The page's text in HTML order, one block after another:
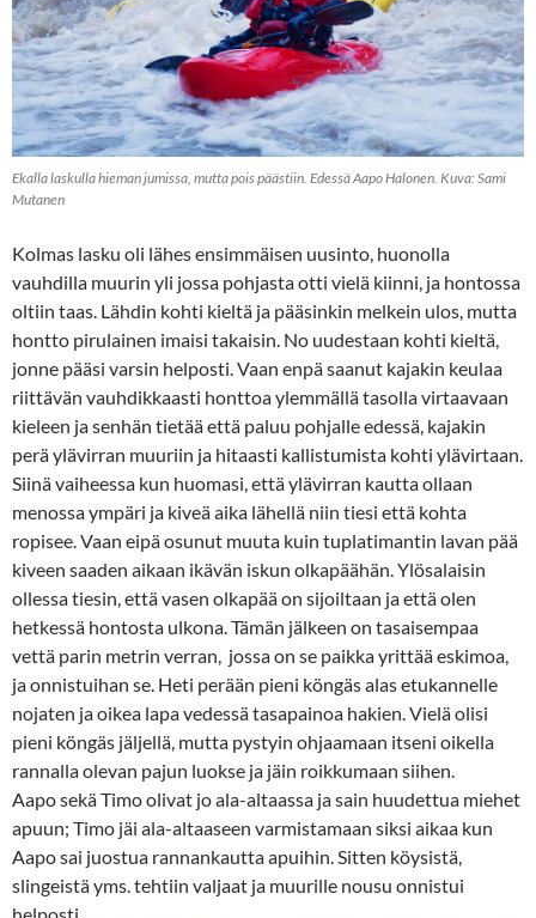
Ekalla laskulla hieman jumissa, mutta pois päästiin. Edessä Aapo Halonen. Kuva: Sami
Mutanen
Kolmas lasku oli lähes ensimmäisen uusinto, huonolla
vauhdilla muurin yli jossa pohjasta otti vielä kiinni, ja hontossa
oltiin taas. Lähdin kohti kieltä ja pääsinkin melkein ulos, mutta
hontto pirulainen imaisi takaisin. No uudestaan kohti kieltä,
jonne pääsi varsin helposti. Vaan enpä saanut kajakin keulaa
riittävän vauhdikkaasti honttoa ylemmällä tasolla virtaavaan
kieleen ja senhän tietää että paluu pohjalle edessä, kajakin
perä ylävirran muuriin ja hitaasti kallistumista kohti ylävirtaan.
Siinä vaiheessa kun huomasi, että ylävirran kautta ollaan
menossa ympäri ja kiveä aika lähellä niin tiesi että kohta
ropisee. Vaan eipä osunut muuta kuin tuplatimantin lavan pää
kiveen saaden aikaan ikävän iskun olkapäähän. Ylösalaisin
ollessa tiesin, että vasen olkapää on sijoiltaan ja että olen
hetkessä hontosta ulkona. Tämän jälkeen on tasaisempaa
vettä parin metrin verran, jossa on se paikka yrittää eskimoa,
ja onnistuihan se. Heti perään pieni köngäs alas etukannelle
nojaten ja oikea lapa vedessä tasapainoa hakien. Vielä olisi
pieni köngäs jäljellä, mutta pystyin ohjaamaan itseni oikella
rannalla olevan pajun luokse ja jäin roikkumaan siihen.
Aapo sekä Timo olivat jo ala-altaassa ja sain huudettua miehet
apuun; Timo jäi ala-altaaseen varmistamaan siksi aikaa kun
Aapo sai juostua rannankautta apuihin. Sitten köysistä,
slingeistä yms. tehtiin valjaat ja muurille nousu onnistui